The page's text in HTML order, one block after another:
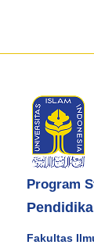
Program
Fakultas